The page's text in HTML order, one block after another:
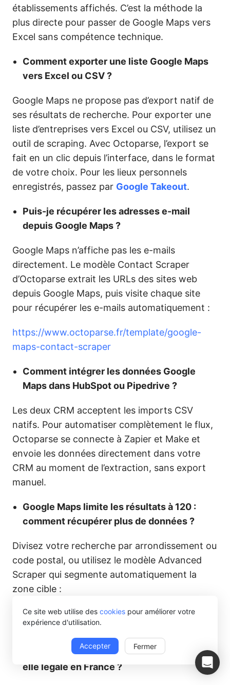
Ce site web utilise des cookies pour améliorer votre
expérience d'utilisation.
Accepter Fermer
établissements affichés. C’est la méthode la
plus directe pour passer de Google Maps vers
Excel sans compétence technique.
Comment exporter une liste Google Maps
vers Excel ou CSV ?
Google Maps ne propose pas d’export natif de
ses résultats de recherche. Pour exporter une
liste d’entreprises vers Excel ou CSV, utilisez un
outil de scraping. Avec Octoparse, l’export se
fait en un clic depuis l’interface, dans le format
de votre choix. Pour les lieux personnels
enregistrés, passez par Google Takeout.
Puis-je récupérer les adresses e-mail
depuis Google Maps ?
Google Maps n’affiche pas les e-mails
directement. Le modèle Contact Scraper
d’Octoparse extrait les URLs des sites web
depuis Google Maps, puis visite chaque site
pour récupérer les e-mails automatiquement :
https://www.octoparse.fr/template/google-
maps-contact-scraper
Comment intégrer les données Google
Maps dans HubSpot ou Pipedrive ?
Les deux CRM acceptent les imports CSV
natifs. Pour automatiser complètement le flux,
Octoparse se connecte à Zapier et Make et
envoie les données directement dans votre
CRM au moment de l’extraction, sans export
manuel.
Google Maps limite les résultats à 120 :
comment récupérer plus de données ?
Divisez votre recherche par arrondissement ou
code postal, ou utilisez le modèle Advanced
Scraper qui segmente automatiquement la
zone cible :
https://www.octoparse.fr/template/google-
maps-advanced-scraper
L’extraction de données Google Maps est-
elle légale en France ?